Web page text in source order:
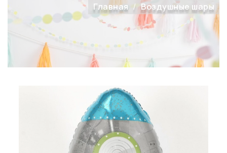
Главная Воздушные шары